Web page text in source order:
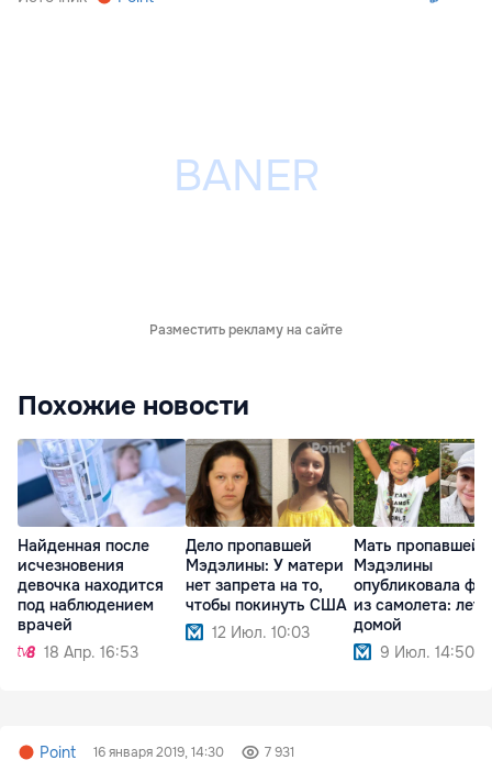
Разместить рекламу на сайте
Похожие новости
Найденная после
исчезновения
девочка находится
под наблюдением
врачей
18 Апр. 16:53
Дело пропавшей
Мэдэлины: У матери
нет запрета на то,
чтобы покинуть США
12 Июл. 10:03
Мать пропавшей
Мэдэлины
опубликовала
из самолета:
домой
9 Июл. 14:50
Point 16 января 2019, 14:30 7 931